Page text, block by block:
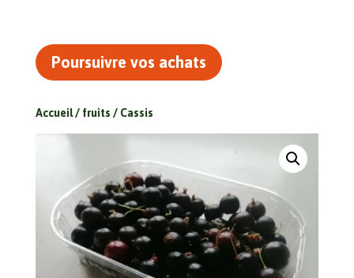
Poursuivre vos achats
Accueil/ fruits / Cassis